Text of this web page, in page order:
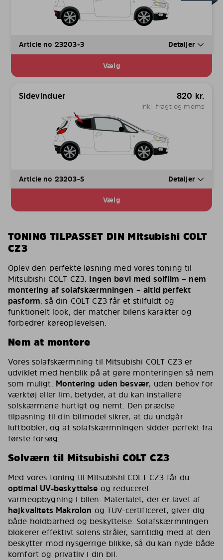
Article no 23203-3 Detaljer
Vælg
Sidevinduer 820 kr.
inkl. fragt og moms
Article no 23203-S Detaljer
Vælg
TONING TILPASSET DIN Mitsubishi COLT
CZ3
Oplev den perfekte løsning med vores toning til
Mitsubishi COLT CZ3. Ingen bøvl med solfilm – nem
montering af solafskærmningen – altid perfekt
pasform, så din COLT CZ3 får et stilfuldt og
funktionelt look, der matcher bilens karakter og
forbedrer køreoplevelsen.
Nem at montere
Vores solafskærmning til Mitsubishi COLT CZ3 er
udviklet med henblik på at gøre monteringen så nem
som muligt. Montering uden besvær, uden behov for
værktøj eller lim, betyder, at du kan installere
solskærmene hurtigt og nemt. Den præcise
tilpasning til din bilmodel sikrer, at du undgår
luftbobler, og at solafskærmningen sidder perfekt fra
første forsøg.
Solværn til Mitsubishi COLT CZ3
Med vores toning til Mitsubishi COLT CZ3 får du
optimal UV-beskyttelse og reduceret
varmeopbygning i bilen. Materialet, der er lavet af
højkvalitets Makrolon og TÜV-certificeret, giver dig
både holdbarhed og beskyttelse. Solafskærmningen
blokerer effektivt solens stråler, samtidig med at den
beskytter mod nysgerrige blikke, så du kan nyde både
komfort og privatliv i din bil.